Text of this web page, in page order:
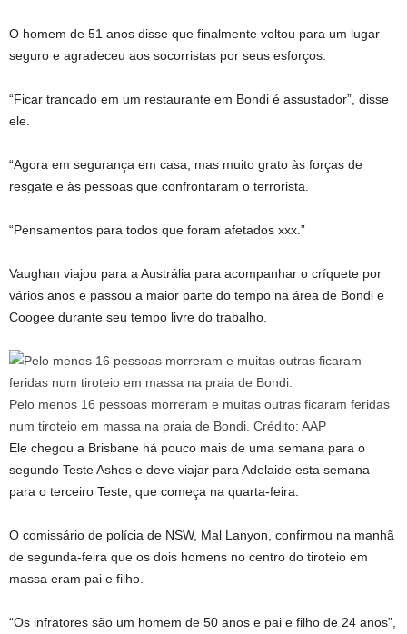
O homem de 51 anos disse que finalmente voltou para um lugar
seguro e agradeceu aos socorristas por seus esforços.
“Ficar trancado em um restaurante em Bondi é assustador”, disse
ele.
“Agora em segurança em casa, mas muito grato às forças de
resgate e às pessoas que confrontaram o terrorista.
“Pensamentos para todos que foram afetados xxx.”
Vaughan viajou para a Austrália para acompanhar o críquete por
vários anos e passou a maior parte do tempo na área de Bondi e
Coogee durante seu tempo livre do trabalho.
Pelo menos 16 pessoas morreram e muitas outras ficaram feridas
num tiroteio em massa na praia de Bondi. Crédito: AAP
Ele chegou a Brisbane há pouco mais de uma semana para o
segundo Teste Ashes e deve viajar para Adelaide esta semana
para o terceiro Teste, que começa na quarta-feira.
O comissário de polícia de NSW, Mal Lanyon, confirmou na manhã
de segunda-feira que os dois homens no centro do tiroteio em
massa eram pai e filho.
“Os infratores são um homem de 50 anos e pai e filho de 24 anos”,